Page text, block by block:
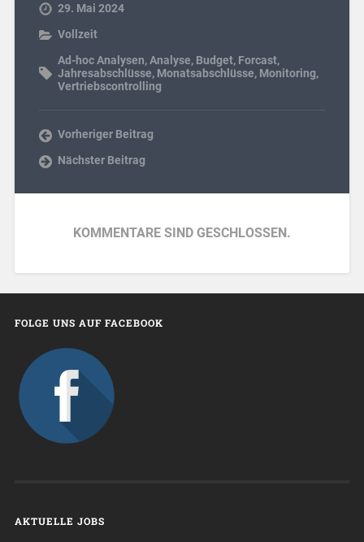
29. Mai 2024
Vollzeit
Ad-hoc Analysen,Analyse, Budget, Forcast,
Jahresabschlüsse, Monatsabschlüsse, Monitoring,
Vertriebscontrolling
Vorheriger Beitrag
Nächster Beitrag
KOMMENTARE SIND GESCHLOSSEN.
FOLGE UNS AUF FACEBOOK
AKTUELLE JOBS